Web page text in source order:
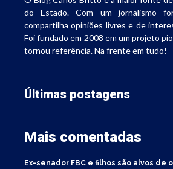
do Estado. Com um jornalismo
compartilha opiniões livres e de
Foi fundado em 2008 em um projeto
tornou referência. Na frente em tudo!
Últimas postagens
Mais comentadas
Ex-senador FBC e filhos são alvos de